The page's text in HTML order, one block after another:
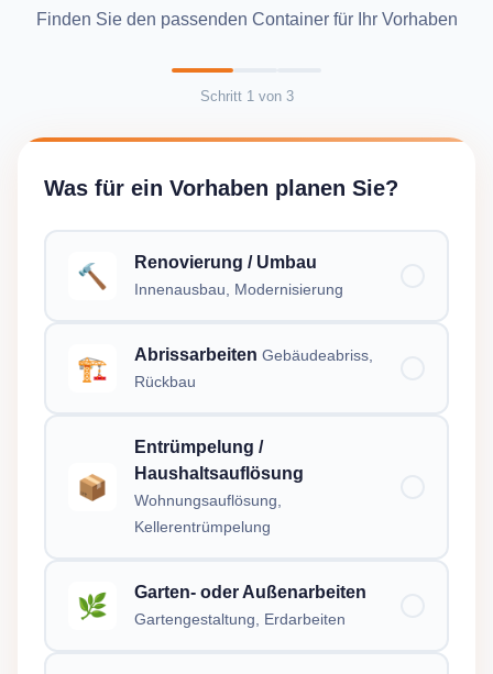
Finden Sie den passenden Container für Ihr Vorhaben
Schritt 1von 3
Was für ein Vorhaben planen Sie?
🔨 Renovierung / Umbau
Innenausbau, Modernisierung
🏗️ Abrissarbeiten Gebäudeabriss,
Rückbau
📦
Entrümpelung /
Haushaltsauflösung
Wohnungsauflösung,
Kellerentrümpelung
🌿 Garten- oder Außenarbeiten
Gartengestaltung, Erdarbeiten